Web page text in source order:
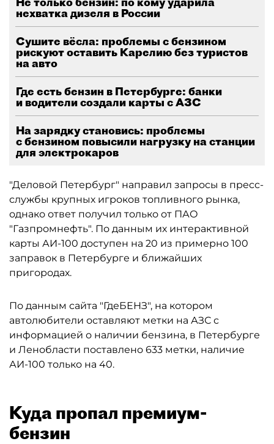
нехватка дизеля в России
Сушите вёсла: проблемы с бензином
рискуют оставить Карелию без туристов
на авто
Где есть бензин в Петербурге: банки
и водители создали карты с АЗС
На зарядку становись: проблемы
с бензином повысили нагрузку на станции
для электрокаров
"Деловой Петербург" направил запросы в пресс-
службы крупных игроков топливного рынка,
однако ответ получил только от ПАО
"Газпромнефть". По данным их интерактивной
карты АИ-100 доступен на 20 из примерно 100
заправок в Петербурге и ближайших
пригородах.
По данным сайта "ГдеБЕНЗ", на котором
автолюбители оставляют метки на АЗС с
информацией о наличии бензина, в Петербурге
и Ленобласти поставлено 633 метки, наличие
АИ-100 только на 40.
Куда пропал премиум-
бензин